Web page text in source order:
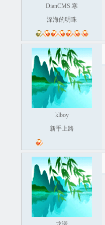
DianCMS.寒
深海的明珠
klboy
新手上路